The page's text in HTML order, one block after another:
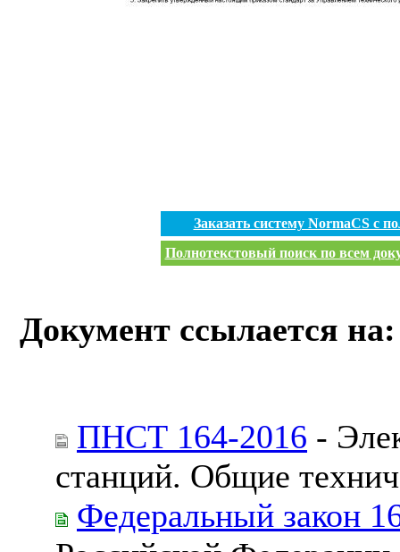
Заказать систему NormaCS с
Полнотекстовый поиск по всем
Документ ссылается на:
ПНСТ 164-2016 -
станций. Общие
Федеральный закон